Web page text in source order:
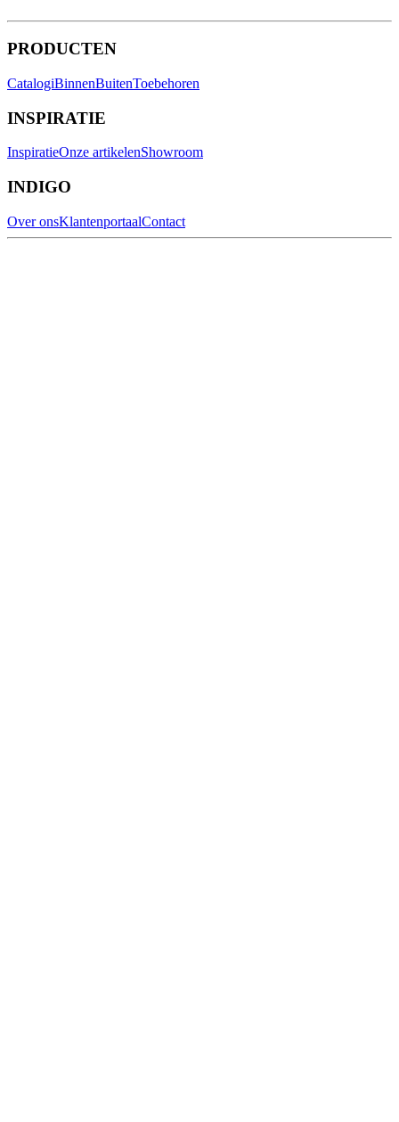
PRODUCTEN
CatalogiBinnenBuitenToebehoren
INSPIRATIE
InspiratieOnze artikelenShowroom
INDIGO
Over onsKlantenportaalContact